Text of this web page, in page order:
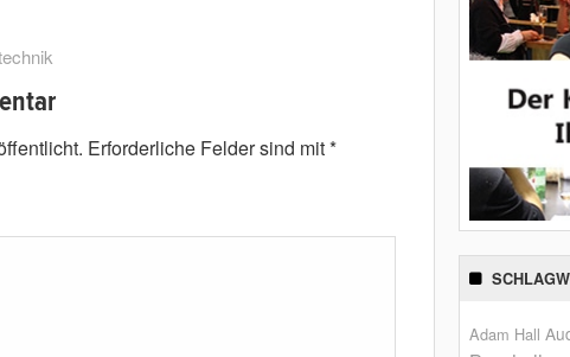
Erforderliche Felder sind mit*
Adam Hall